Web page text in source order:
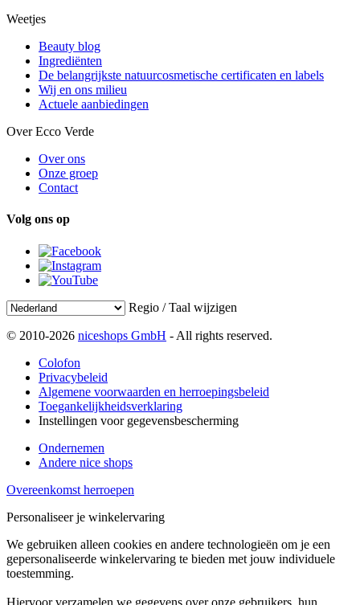
Weetjes
Beauty blog
Ingrediënten
De belangrijkste natuurcosmetische certificaten en labels
Wij en ons milieu
Actuele aanbiedingen
Over Ecco Verde
Over ons
Onze groep
Contact
Volg ons op
Regio / Taal wijzigen
© 2010-2026 niceshops GmbH - All rights reserved.
Colofon
Privacybeleid
Algemene voorwaarden en herroepingsbeleid
Toegankelijkheidsverklaring
Instellingen voor gegevensbescherming
Ondernemen
Andere nice shops
Overeenkomst herroepen
Personaliseer je winkelervaring
We gebruiken alleen cookies en andere technologieën om je een
gepersonaliseerde winkelervaring te bieden met jouw individuele
toestemming.
Hiervoor verzamelen we gegevens over onze gebruikers, hun